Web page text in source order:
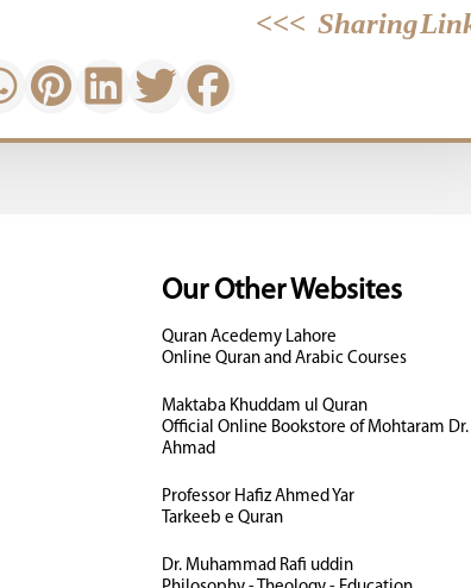
Sharing
>>>
Our Other Websites
Quran Acedemy Lahore
Online Quran and Arabic Courses
Maktaba Khuddam ul Quran
Official Online Bookstore of Mohtaram Dr.
Ahmad
Professor Hafiz Ahmed Yar
Tarkeeb e Quran
Dr. Muhammad Rafi uddin